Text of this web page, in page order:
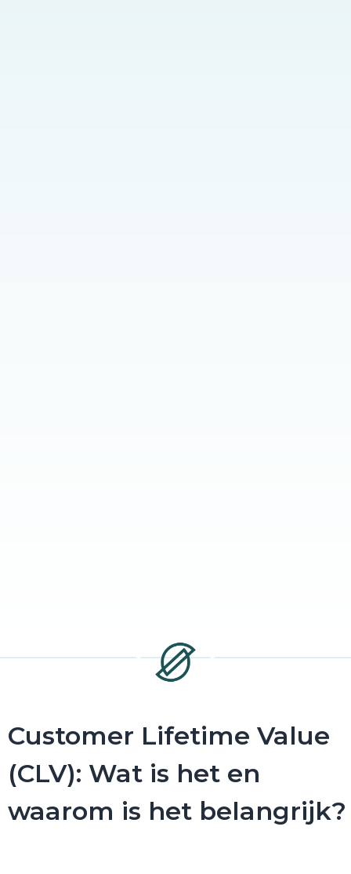
Customer Lifetime Value
(CLV): Wat is het en
waarom is het belangrijk?